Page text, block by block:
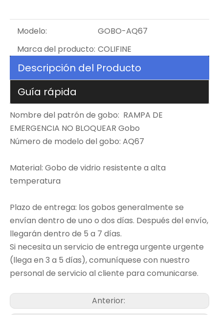
Modelo:
GOBO-AQ67
Marca del producto: COLIFINE
Descripción del Producto
Guía rápida
Nombre del patrón de gobo: RAMPA DE
EMERGENCIA NO BLOQUEAR Gobo
Número de modelo del gobo: AQ67
Material: Gobo de vidrio resistente a alta
temperatura
Plazo de entrega: los gobos generalmente se
envían dentro de uno o dos días. Después del envío,
llegarán dentro de 5 a 7 días.
Si necesita un servicio de entrega urgente urgente
(llega en 3 a 5 días), comuníquese con nuestro
personal de servicio al cliente para comunicarse.
Anterior: